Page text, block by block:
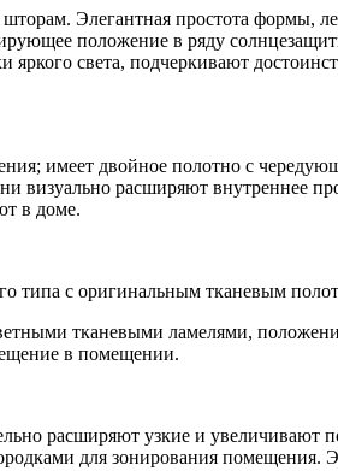
Элегантная простота формы,
положение в ряду
света, подчеркивают
имеет двойное полотно с
визуально расширяют внутреннее
в доме.
типа с оригинальным тканевым
тканевыми ламелями,
в помещении.
расширяют узкие и увеличивают
для зонирования помещения.